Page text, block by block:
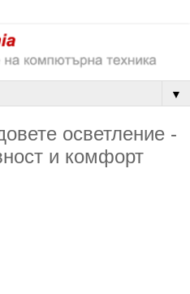
▼
осветление -
и комфорт